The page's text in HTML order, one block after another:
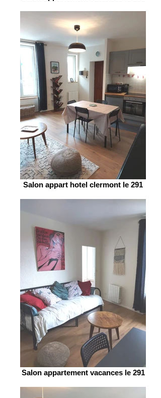
Salon appart hotel clermont le 291
Salon appartement vacances le 291